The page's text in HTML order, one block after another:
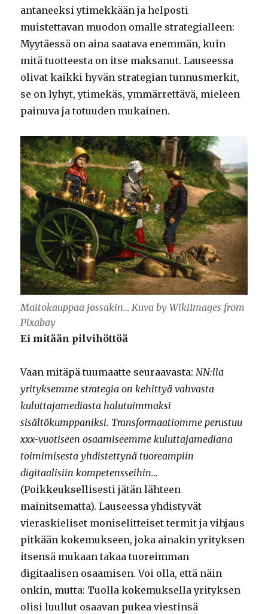
antaneeksi ytimekkään ja helposti
muistettavan muodon omalle strategialleen:
Myytäessä on aina saatava enemmän, kuin
mitä tuotteesta on itse maksanut. Lauseessa
olivat kaikki hyvän strategian tunnusmerkit,
se on lyhyt, ytimekäs, ymmärrettävä, mieleen
painuva ja totuuden mukainen.
Maitokauppaa jossakin… Kuva by WikiImages from
Pixabay
Ei mitään pilvihöttöä
Vaan mitäpä tuumaatte seuraavasta: NN:lla
yrityksemme strategia on kehittyä vahvasta
kuluttajamediasta halutuimmaksi
sisältökumppaniksi. Transformaatiomme perustuu
xxx-vuotiseen osaamiseemme kuluttajamediana
toimimisesta yhdistettynä tuoreampiin
digitaalisiin kompetensseihin…
(Poikkeuksellisesti jätän lähteen
mainitsematta). Lauseessa yhdistyvät
vieraskieliset moniselitteiset termit ja vihjaus
pitkään kokemukseen, joka ainakin yrityksen
itsensä mukaan takaa tuoreimman
digitaalisen osaamisen. Voi olla, että näin
onkin, mutta: Tuolla kokemuksella yrityksen
olisi luullut osaavan pukea viestinsä